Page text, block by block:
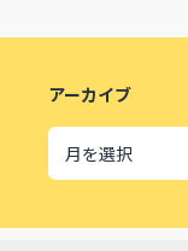
ッ
アーカイブ